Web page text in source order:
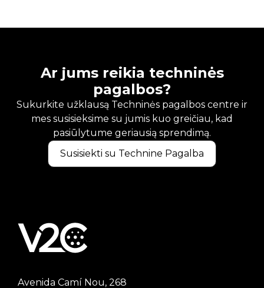
Ar jums reikia techninės
pagalbos?
Sukurkite užklausą Techninės pagalbos centre ir
mes susisieksime su jumis kuo greičiau, kad
pasiūlytume geriausią sprendimą.
Susisiekti su Technine Pagalba
Avenida Camí Nou, 268